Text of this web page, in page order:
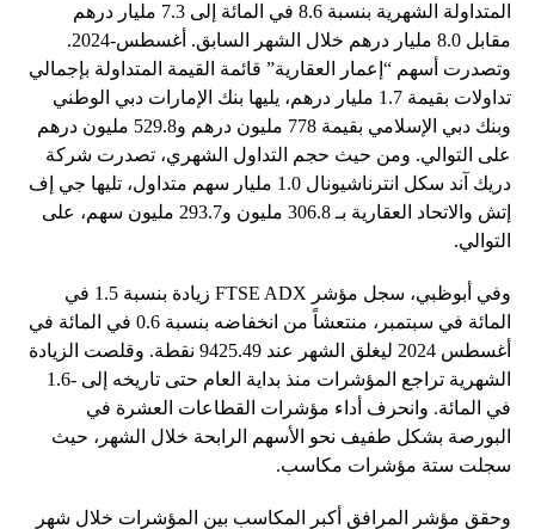
المتداولة الشهرية بنسبة 8.6 في المائة إلى 7.3 مليار درهم
مقابل 8.0 مليار درهم خلال الشهر السابق. أغسطس-2024.
وتصدرت أسهم “إعمار العقارية” قائمة القيمة المتداولة بإجمالي
تداولات بقيمة 1.7 مليار درهم، يليها بنك الإمارات دبي الوطني
وبنك دبي الإسلامي بقيمة 778 مليون درهم و529.8 مليون درهم
على التوالي. ومن حيث حجم التداول الشهري، تصدرت شركة
دريك آند سكل انترناشيونال 1.0 مليار سهم متداول، تليها جي إف
إتش والاتحاد العقارية بـ 306.8 مليون و293.7 مليون سهم، على
التوالي.
وفي أبوظبي، سجل مؤشر FTSE ADX زيادة بنسبة 1.5 في
المائة في سبتمبر، منتعشاً من انخفاضه بنسبة 0.6 في المائة في
أغسطس 2024 ليغلق الشهر عند 9425.49 نقطة. وقلصت الزيادة
الشهرية تراجع المؤشرات منذ بداية العام حتى تاريخه إلى -1.6
في المائة. وانحرف أداء مؤشرات القطاعات العشرة في
البورصة بشكل طفيف نحو الأسهم الرابحة خلال الشهر، حيث
سجلت ستة مؤشرات مكاسب.
وحقق مؤشر المرافق أكبر المكاسب بين المؤشرات خلال شهر